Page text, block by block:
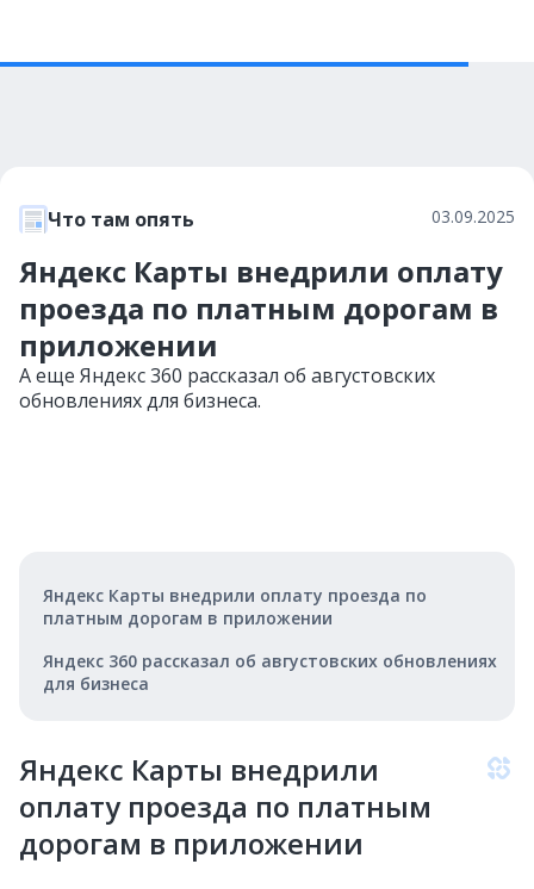
Что там опять 03.09.2025
Яндекс Карты внедрили оплату
проезда по платным дорогам в
приложении
А еще Яндекс 360 рассказал об августовских
обновлениях для бизнеса.
Яндекс Карты внедрили оплату проезда по
платным дорогам в приложении
Яндекс 360 рассказал об августовских обновлениях
для бизнеса
Яндекс Карты внедрили
оплату проезда по платным
дорогам в приложении